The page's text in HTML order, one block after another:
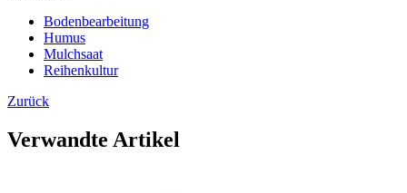
Bodenbearbeitung
Humus
Mulchsaat
Reihenkultur
Zurück
Verwandte Artikel